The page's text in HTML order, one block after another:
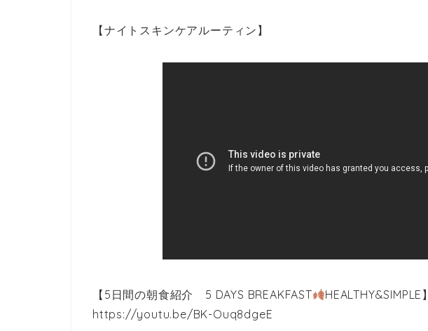
【ナイトスキンケアルーティン】
【5日間の朝食紹介 5 DAYS BREAKFAST
HEALTHY&SIMPLE】
https://youtu.be/BK-Ouq8dgeE